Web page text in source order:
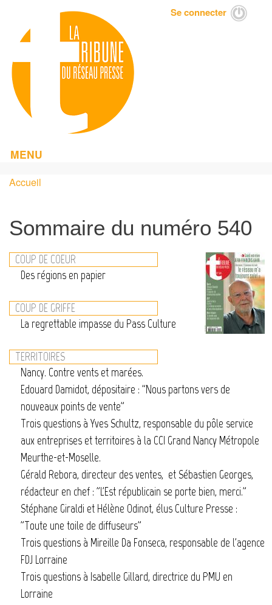
du
compte
de
l'utilisateur
Se connecter
MENU
Accueil
Sommaire du numéro 540
Image
COUP DE COEUR
Des régions en papier
COUP DE GRIFFE
La regrettable impasse du Pass Culture
TERRITOIRES
Nancy. Contre vents et marées.
Edouard Damidot, dépositaire : "Nous partons vers de
nouveaux points de vente"
Trois questions à Yves Schultz, responsable du pôle service
aux entreprises et territoires à la CCI Grand Nancy Métropole
Meurthe-et-Moselle.
Gérald Rebora, directeur des ventes, et Sébastien Georges,
rédacteur en chef : "L'Est républicain se porte bien, merci."
Stéphane Giraldi et Hélène Odinot, élus Culture Presse :
"Toute une toile de diffuseurs"
Trois questions à Mireille Da Fonseca, responsable de l'agence
FDJ Lorraine
Trois questions à Isabelle Gillard, directrice du PMU en
Lorraine